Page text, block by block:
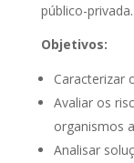
público-privada.
Objetivos:
Caracterizar
Avaliar os
organismos
Analisar